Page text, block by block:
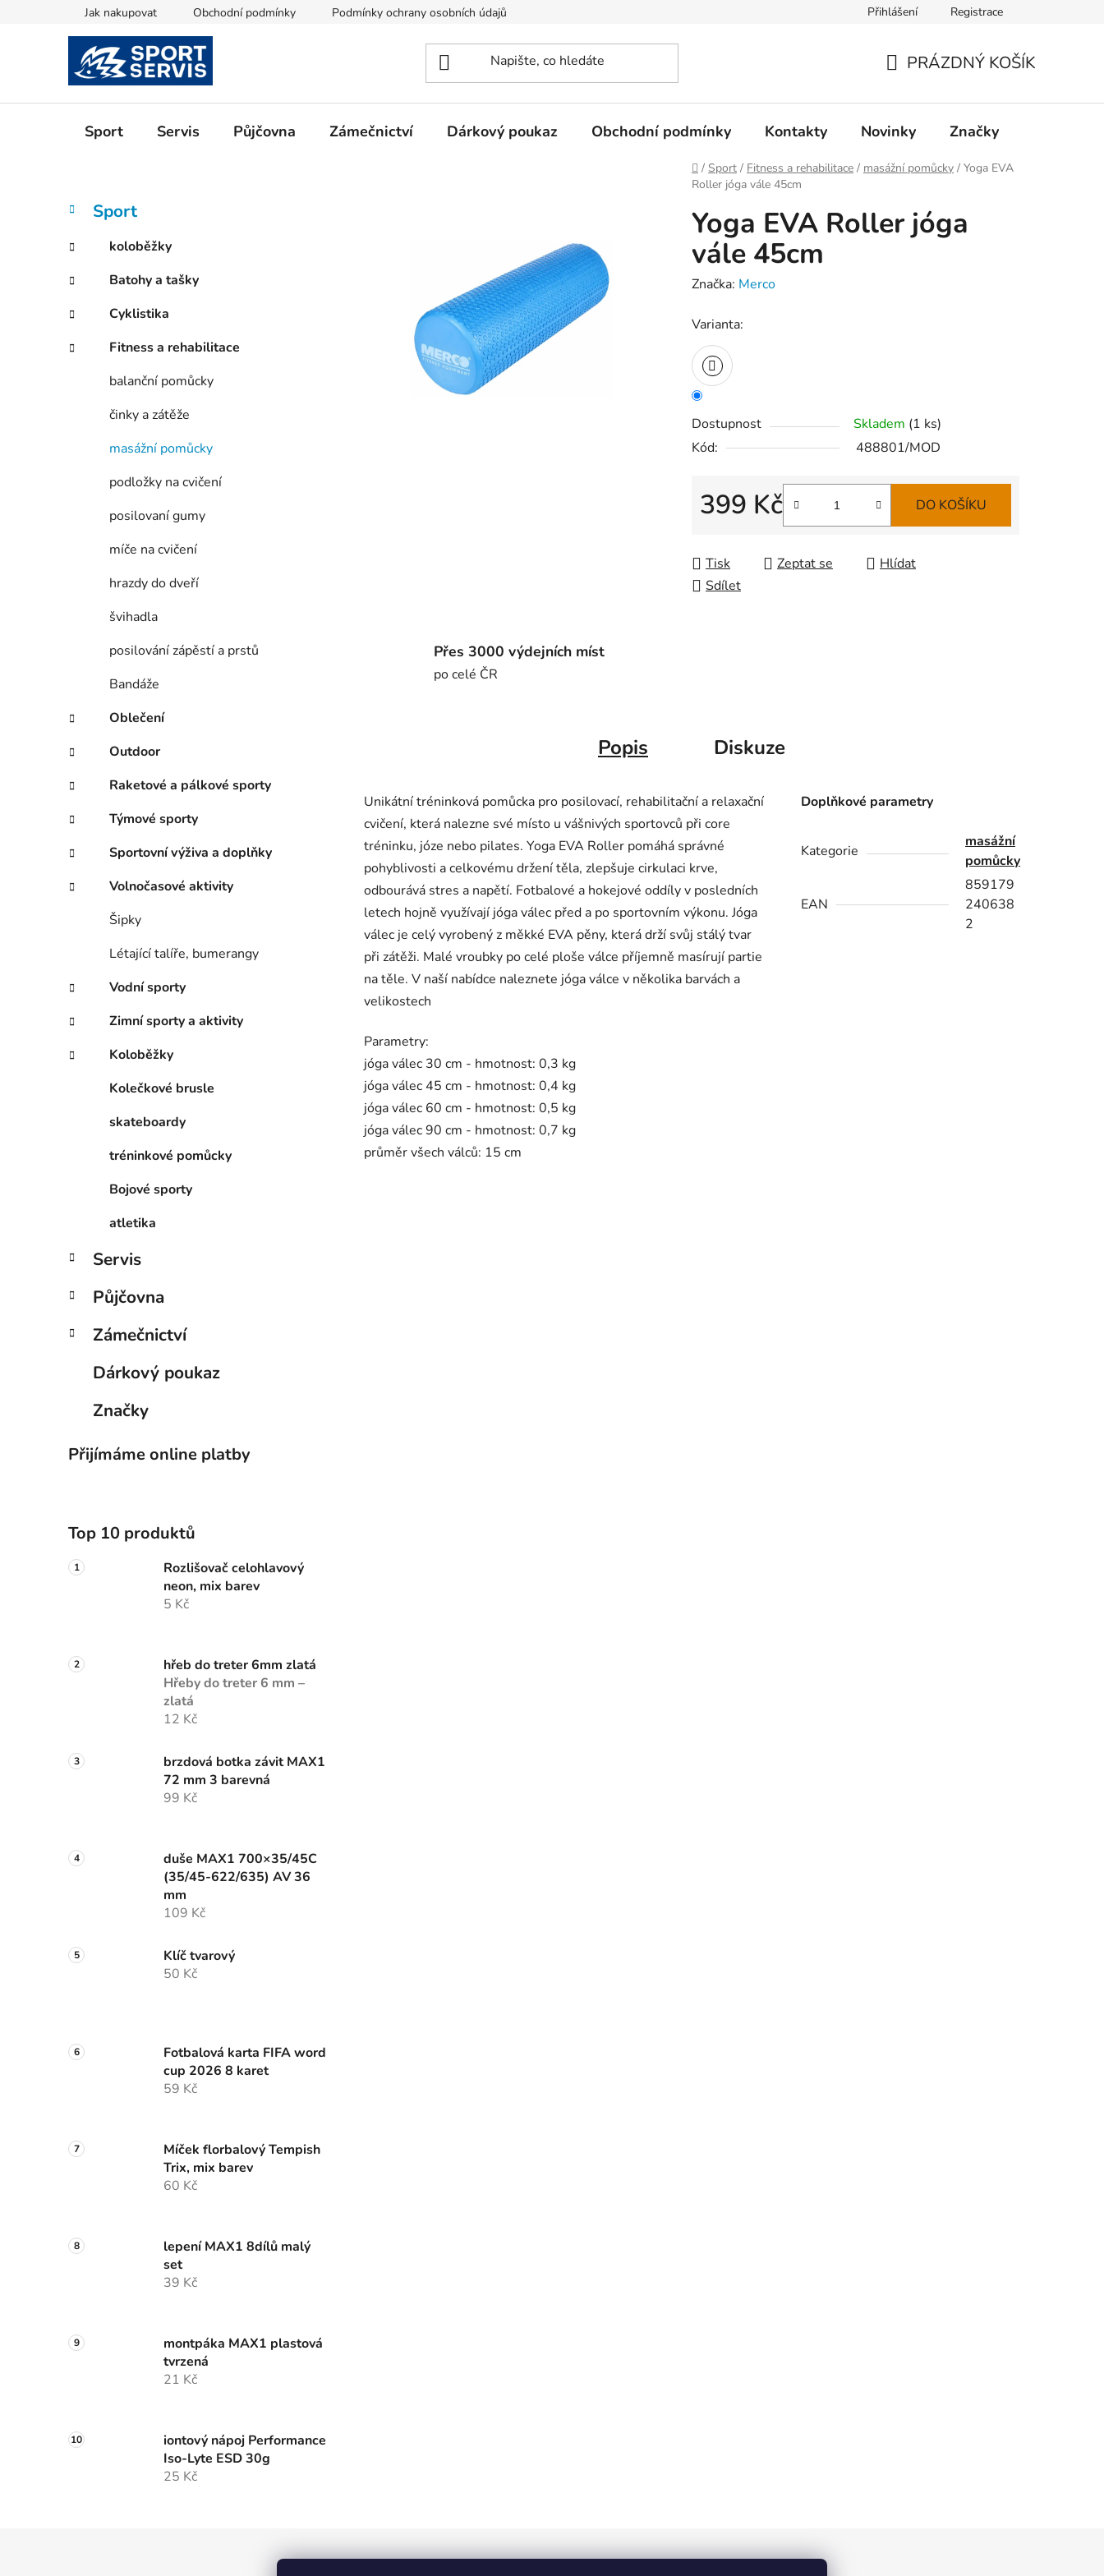
Jak nakupovat Obchodní podmínky Podmínky ochrany osobních údajů Přihlášení Registrace
KOŠÍK
PRÁZDNÝ KOŠÍK
Sport Servis Půjčovna Zámečnictví Dárkový poukaz Obchodní podmínky Kontakty Novinky Značky
Domů
/ Sport / Fitness a rehabilitace / masážní pomůcky / Yoga EVA
Roller jóga vále 45cm
P
s
r
a
n
Přeskočit
kategorie
K
a
e
g
o
r
e
Sport
koloběžky
Batohy a tašky
Cyklistika
Fitness a rehabilitace
balanční pomůcky
činky a zátěže
masážní pomůcky
podložky na cvičení
posilovaní gumy
míče na cvičení
hrazdy do dveří
švihadla
posilování zápěstí a prstů
Bandáže
Oblečení
Outdoor
Raketové a pálkové sporty
Týmové sporty
Sportovní výživa a doplňky
Volnočasové aktivity
Šipky
Létající talíře, bumerangy
Vodní sporty
Zimní sporty a aktivity
Koloběžky
Kolečkové brusle
skateboardy
tréninkové pomůcky
Bojové sporty
atletika
Servis
Půjčovna
Zámečnictví
Dárkový poukaz
Značky
Přijímáme online platby
Top 10 produktů
Rozlišovač celohlavový
neon, mix barev
5 Kč
hřeb do treter 6mm zlatá
Hřeby do treter 6 mm –
zlatá
12 Kč
brzdová botka závit MAX1
72 mm 3 barevná
99 Kč
duše MAX1 700×35/45C
(35/45-622/635) AV 36
mm
109 Kč
Klíč tvarový
50 Kč
Fotbalová karta FIFA word
cup 2026 8 karet
59 Kč
Míček florbalový Tempish
Trix, mix barev
60 Kč
lepení MAX1 8dílů malý
set
39 Kč
montpáka MAX1 plastová
tvrzená
21 Kč
iontový nápoj Performance
Iso-Lyte ESD 30g
25 Kč
Yoga EVA Roller jóga
vále 45cm
Značka: Merco
Varianta:
Dostupnost Skladem (1 ks)
Kód:
488801/MOD
399 Kč DO KOŠÍKU
Tisk Zeptat se
Hlídat
Sdílet
Přes 3000 výdejních míst
po celé ČR
Popis Diskuze
Unikátní tréninková pomůcka pro posilovací, rehabilitační a relaxační
cvičení, která nalezne své místo u vášnivých sportovců při core
tréninku, józe nebo pilates. Yoga EVA Roller pomáhá správné
pohyblivosti a celkovému držení těla, zlepšuje cirkulaci krve,
odbourává stres a napětí. Fotbalové a hokejové oddíly v posledních
letech hojně využívají jóga válec před a po sportovním výkonu. Jóga
válec je celý vyrobený z měkké EVA pěny, která drží svůj stálý tvar
při zátěži. Malé vroubky po celé ploše válce příjemně masírují partie
na těle. V naší nabídce naleznete jóga válce v několika barvách a
velikostech
Parametry:
jóga válec 30 cm - hmotnost: 0,3 kg
jóga válec 45 cm - hmotnost: 0,4 kg
jóga válec 60 cm - hmotnost: 0,5 kg
jóga válec 90 cm - hmotnost: 0,7 kg
průměr všech válců: 15 cm
Doplňkové parametry
Kategorie
masážní
pomůcky
EAN
859179
240638
2